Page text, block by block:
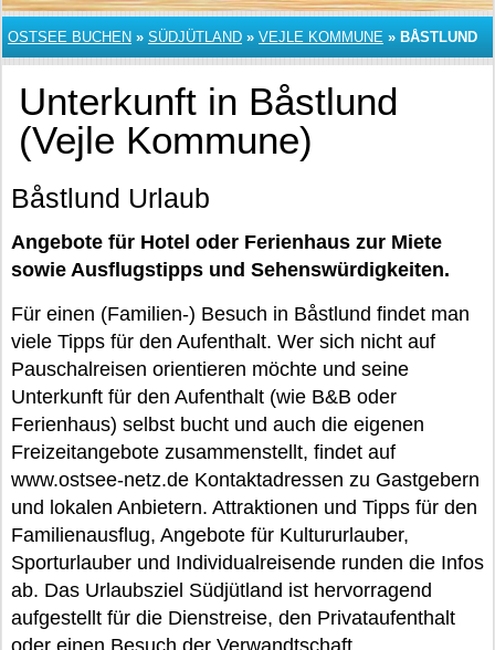
OSTSEE BUCHEN » SÜDJÜTLAND » VEJLE KOMMUNE » BÅSTLUND
Unterkunft in Båstlund
(Vejle Kommune)
Båstlund Urlaub
Angebote für Hotel oder Ferienhaus zur Miete
sowie Ausflugstipps und Sehenswürdigkeiten.
Für einen (Familien-) Besuch in Båstlund findet man
viele Tipps für den Aufenthalt. Wer sich nicht auf
Pauschalreisen orientieren möchte und seine
Unterkunft für den Aufenthalt (wie B&B oder
Ferienhaus) selbst bucht und auch die eigenen
Freizeitangebote zusammenstellt, findet auf
www.ostsee-netz.de Kontaktadressen zu Gastgebern
und lokalen Anbietern. Attraktionen und Tipps für den
Familienausflug, Angebote für Kultururlauber,
Sporturlauber und Individualreisende runden die Infos
ab. Das Urlaubsziel Südjütland ist hervorragend
aufgestellt für die Dienstreise, den Privataufenthalt
oder einen Besuch der Verwandtschaft.